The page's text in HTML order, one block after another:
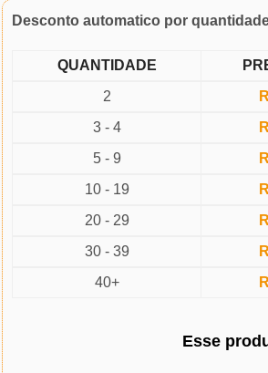
Desconto automatico por
QUANTIDADE
2
3 - 4
5 - 9
10 - 19
20 - 29
30 - 39
40+
Esse